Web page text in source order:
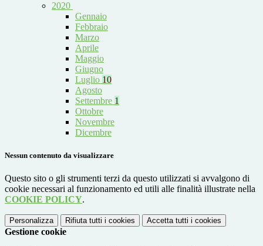
2020
Gennaio
Febbraio
Marzo
Aprile
Maggio
Giugno
Luglio 10
Agosto
Settembre 1
Ottobre
Novembre
Dicembre
Nessun contenuto da visualizzare
Questo sito o gli strumenti terzi da questo utilizzati si avvalgono di
cookie necessari al funzionamento ed utili alle finalità illustrate nella
COOKIE POLICY.
Personalizza Rifiuta tutti i cookies Accetta tutti i cookies
Gestione cookie